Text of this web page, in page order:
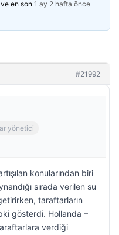
en son 1 ay 2 hafta önce
#21992
yönetici
konularından biri
sırada verilen su
taraftarların
gösterdi. Hollanda –
verdiği